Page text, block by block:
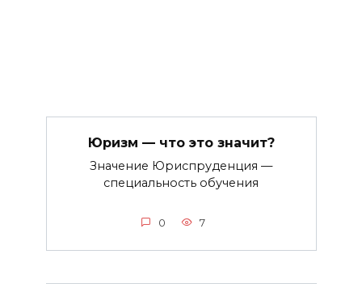
Юризм — что это значит?
Значение Юриспруденция —
специальность обучения
0 7